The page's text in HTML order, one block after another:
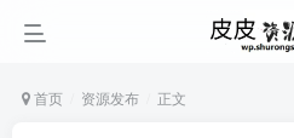
首页 资源发布 正文